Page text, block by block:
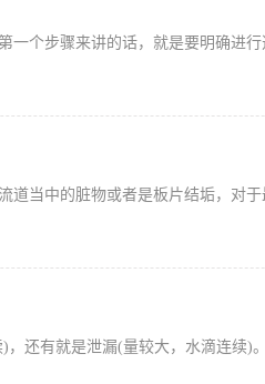
一个步骤来讲的话，就是要明确进
道当中的脏物或者是板片结垢，对
还有就是泄漏(量较大，水滴连续)